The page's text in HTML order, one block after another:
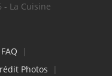
- La Cuisine
FAQ |
Photos |